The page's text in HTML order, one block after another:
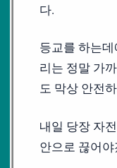
다.
등교를 하는
리는 정말 가
도 막상 안전
내일 당장 자
안으로 끊어야